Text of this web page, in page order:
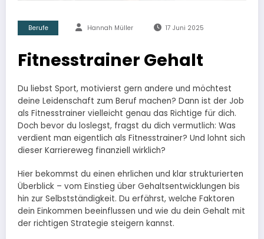
Berufe Hannah Müller 17 Juni 2025
Fitnesstrainer Gehalt
Du liebst Sport, motivierst gern andere und möchtest
deine Leidenschaft zum Beruf machen? Dann ist der Job
als Fitnesstrainer vielleicht genau das Richtige für dich.
Doch bevor du loslegst, fragst du dich vermutlich: Was
verdient man eigentlich als Fitnesstrainer? Und lohnt sich
dieser Karriereweg finanziell wirklich?
Hier bekommst du einen ehrlichen und klar strukturierten
Überblick – vom Einstieg über Gehaltsentwicklungen bis
hin zur Selbstständigkeit. Du erfährst, welche Faktoren
dein Einkommen beeinflussen und wie du dein Gehalt mit
der richtigen Strategie steigern kannst.